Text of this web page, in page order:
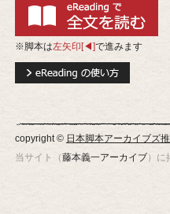
※脚本は左矢印[◀]で進みます
copyright © 日本脚本アーカイブズ
当サイト（藤本義一アーカイブ）に